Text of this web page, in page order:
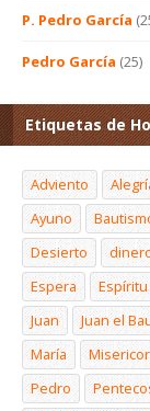
P. Pedro García
Pedro García (25)
Etiquetas de
Adviento
Ayuno
Desierto
Espera
Juan
Juan el
María
Pedro